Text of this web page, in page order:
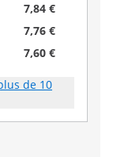
7,84 €
7,76 €
7,60 €
de 10